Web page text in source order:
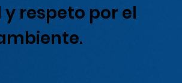
respeto por el